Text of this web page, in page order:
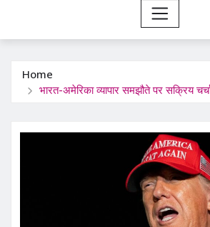
Home
भारत-अमेरिका व्यापार समझौते पर सक्रिय